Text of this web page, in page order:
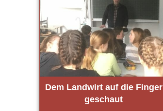
Dem Land­wirt auf die Fin­ger
geschaut